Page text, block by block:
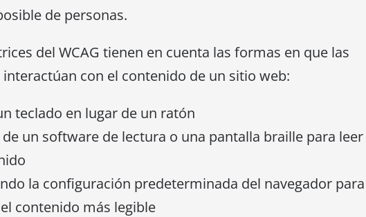
de personas.
del WCAG tienen en cuenta las formas en que las
con el contenido de un sitio web:
teclado en lugar de un ratón
de un software de lectura o una pantalla braille para leer
la configuración predeterminada del navegador para
contenido más legible